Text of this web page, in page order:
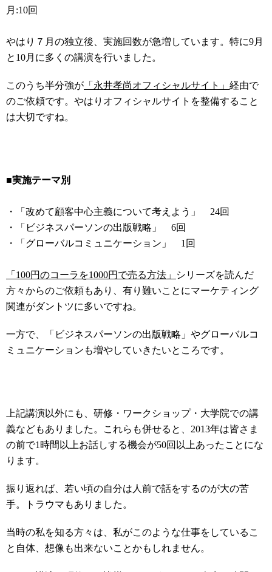
月:10回
やはり７月の独立後、実施回数が急増しています。特に9月
と10月に多くの講演を行いました。
このうち半分強が 「永井孝尚オフィシャルサイト」 経由で
のご依頼です。やはりオフィシャルサイトを整備すること
は大切ですね。
■実施テーマ別
・「改めて顧客中心主義について考えよう」 24回
・「ビジネスパーソンの出版戦略」 6回
・「グローバルコミュニケーション」 1回
「100円のコーラを1000円で売る方法」
シリーズを読んだ
方々からのご依頼もあり、有り難いことにマーケティング
関連がダントツに多いですね。
一方で、「ビジネスパーソンの出版戦略」やグローバルコ
ミュニケーションも増やしていきたいところです。
上記講演以外にも、研修・ワークショップ・大学院での講
義などもありました。これらも併せると、2013年は皆さま
の前で1時間以上お話しする機会が50回以上あったことにな
ります。
振り返れば、若い頃の自分は人前で話をするのが大の苦
手。トラウマもありました。
当時の私を知る方々は、私がこのような仕事をしているこ
と自体、想像も出来ないことかもしれません。